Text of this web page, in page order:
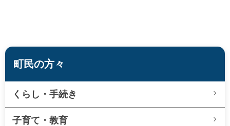
町民の方々
くらし・手続き
子育て・教育